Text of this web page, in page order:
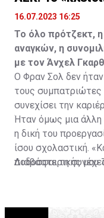
16.07.2023 16:25
Το όλο πρότζεκτ,
αναγκών, η
με τον Άνχελ
Ο Φραν Σολ δεν
τους συμπατριώτες
συνεχίσει την
Ήταν όμως μια
η δική του
ίσου σχολαστική.
ποδοσφαιρικής μου
31χρονος άσος.
Διαβάστε τη